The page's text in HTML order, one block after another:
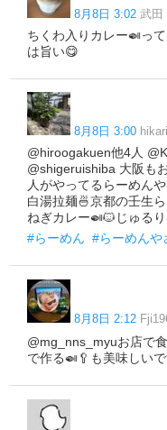
8月8日 3:02 武田
ちくわ入りカレー🍛っ
は旨い😋
8月8日 3:00 hikari
@hiroogakuen他4人
@shigeruishiba 大阪も
人がやってるらーめん
白湯拉麺🍜京都の壬生
ねぎカレー🍛🐱じゅる
#らーめん #らーめんや
8月8日 2:12
@mg_nns_myuお店で
で作る🍛🥄も美味しい